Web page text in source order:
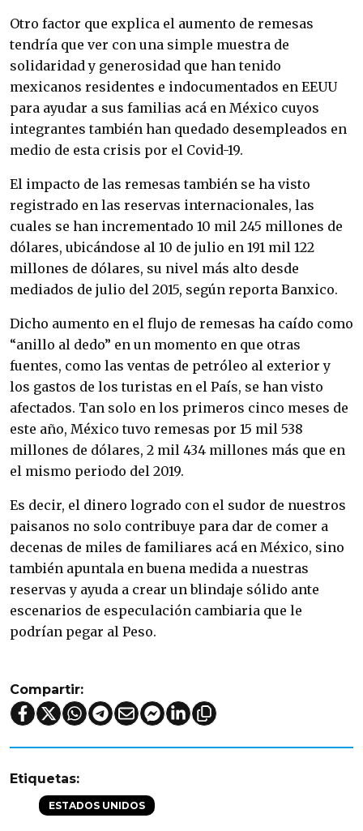
Otro factor que explica el aumento de remesas
tendría que ver con una simple muestra de
solidaridad y generosidad que han tenido
mexicanos residentes e indocumentados en EEUU
para ayudar a sus familias acá en México cuyos
integrantes también han quedado desempleados en
medio de esta crisis por el Covid-19.
El impacto de las remesas también se ha visto
registrado en las reservas internacionales, las
cuales se han incrementado 10 mil 245 millones de
dólares, ubicándose al 10 de julio en 191 mil 122
millones de dólares, su nivel más alto desde
mediados de julio del 2015, según reporta Banxico.
Dicho aumento en el flujo de remesas ha caído como
“anillo al dedo” en un momento en que otras
fuentes, como las ventas de petróleo al exterior y
los gastos de los turistas en el País, se han visto
afectados. Tan solo en los primeros cinco meses de
este año, México tuvo remesas por 15 mil 538
millones de dólares, 2 mil 434 millones más que en
el mismo periodo del 2019.
Es decir, el dinero logrado con el sudor de nuestros
paisanos no solo contribuye para dar de comer a
decenas de miles de familiares acá en México, sino
también apuntala en buena medida a nuestras
reservas y ayuda a crear un blindaje sólido ante
escenarios de especulación cambiaria que le
podrían pegar al Peso.
Compartir:
Etiquetas:
ESTADOS UNIDOS